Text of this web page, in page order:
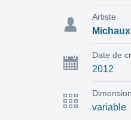
Artiste
2012
Date de
variable